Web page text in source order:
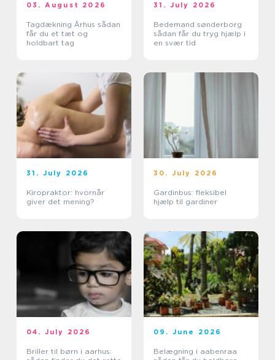
03. August 2026
Tagdækning Århus sådan
får du et tæt og
holdbart tag
31. July 2026
Bedemand sønderborg
sådan får du tryg hjælp i
en svær tid
31. July 2026
Kiropraktor: hvornår
giver det mening?
30. July 2026
Gardinbus: fleksibel
hjælp til gardiner
04. July 2026
Briller til børn i aarhus:
09. June 2026
Belægning i aabenraa